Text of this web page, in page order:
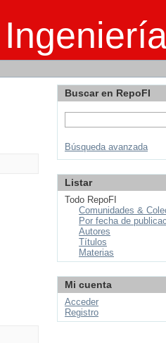
Buscar en RepoFI
Búsqueda avanzada
Listar
Todo RepoFI
Comunidades &
Por fecha de
Autores
Títulos
Materias
Mi cuenta
Acceder
Registro